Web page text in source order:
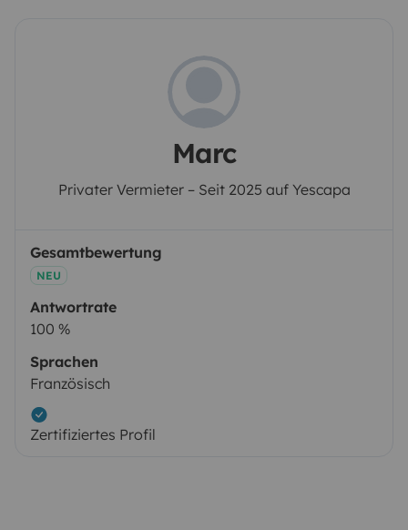
Marc
Privater Vermieter – Seit 2025 auf Yescapa
Gesamtbewertung
NEU
Antwortrate
100 %
Sprachen
Französisch
Zertifiziertes Profil